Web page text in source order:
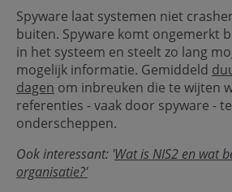
Spyware laat systemen niet
buiten. Spyware komt ongemerkt
in het systeem en steelt zo lang
mogelijk informatie. Gemiddeld
dagen om inbreuken die te wijten
referenties - vaak door spyware -
onderscheppen.
Ook interessant: 'Wat is NIS2 en wat
organisatie?'